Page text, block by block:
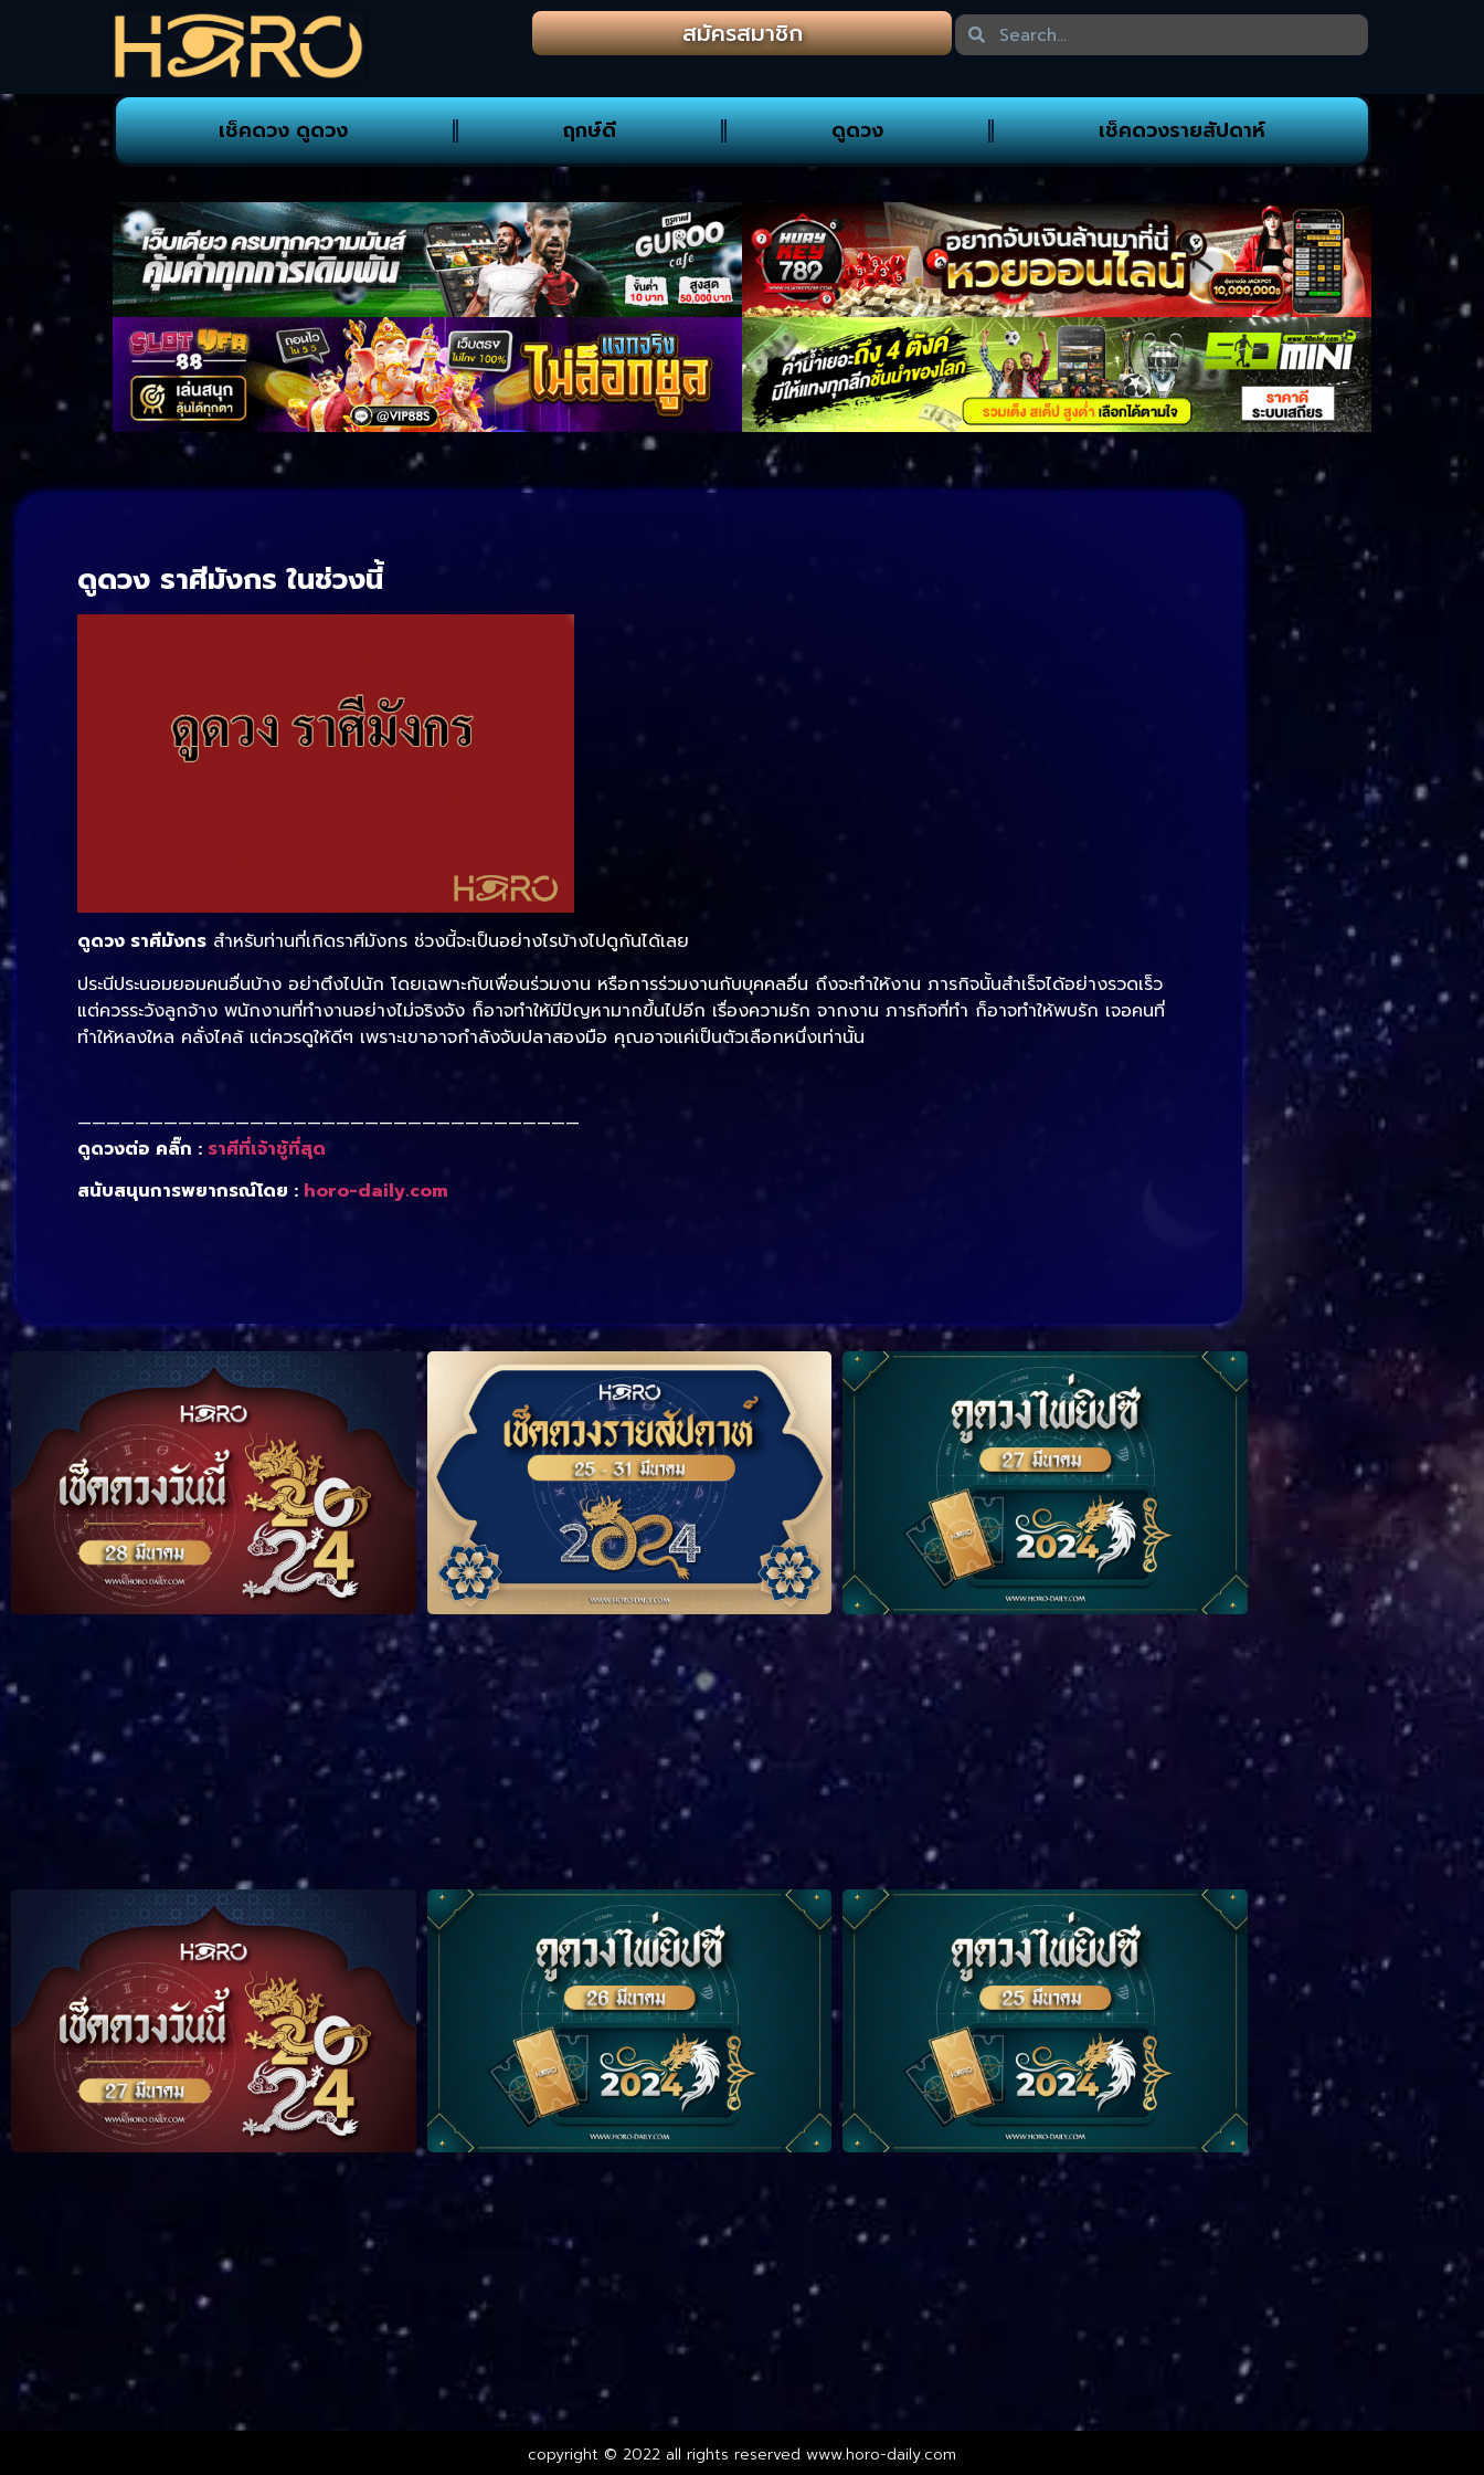
สมัครสมาชิก
เช็คดวง ดูดวง ฤกษ์ดี ดูดวง เช็คดวงรายสัปดาห์
ดูดวง ราศีมังกร ในช่วงนี้
ดูดวง ราศีมังกร สำหรับท่านที่เกิดราศีมังกร ช่วงนี้จะเป็นอย่างไรบ้างไปดูกันได้เลย
ประนีประนอมยอมคนอื่นบ้าง อย่าตึงไปนัก โดยเฉพาะกับเพื่อนร่วมงาน หรือการร่วมงานกับบุคคลอื่น ถึงจะทำให้งาน ภารกิจนั้นสำเร็จได้อย่างรวดเร็ว
แต่ควรระวังลูกจ้าง พนักงานที่ทำงานอย่างไม่จริงจัง ก็อาจทำให้มีปัญหามากขึ้นไปอีก เรื่องความรัก จากงาน ภารกิจที่ทำ ก็อาจทำให้พบรัก เจอคนที่
ทำให้หลงใหล คลั่งไคล้ แต่ควรดูให้ดีๆ เพราะเขาอาจกำลังจับปลาสองมือ คุณอาจแค่เป็นตัวเลือกหนึ่งเท่านั้น
———————————————————————————————————
ดูดวงต่อ คลิ๊ก : ราศีที่เจ้าชู้ที่สุด
สนับสนุนการพยากรณ์โดย : horo-daily.com
copyright © 2022 all rights reserved www.horo-daily.com